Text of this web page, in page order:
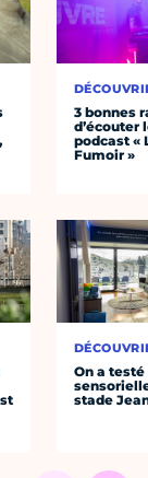
3 bonnes
d’écouter
podcast «
Fumoir »
On a
stade